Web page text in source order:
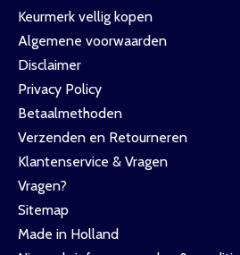
Keurmerk vellig kopen
Algemene voorwaarden
Disclaimer
Privacy Policy
Betaalmethoden
Verzenden en Retourneren
Klantenservice & Vragen
Vragen?
Sitemap
Made in Holland